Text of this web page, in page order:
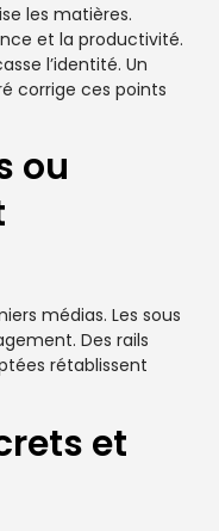
les matières.
et la productivité.
l’identité. Un
corrige ces points
ou
médias. Les sous
Des rails
rétablissent
et